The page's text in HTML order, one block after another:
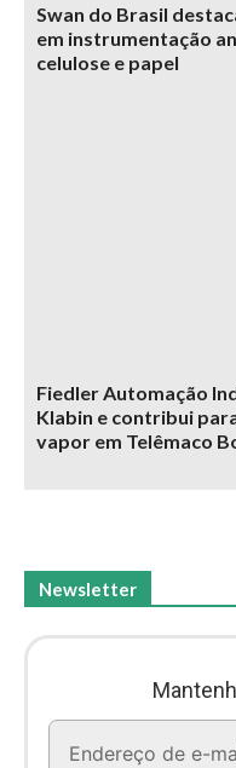
Swan do Brasil
em instrumentação
celulose e papel
Fiedler Automação
Klabin e contribui
vapor em Telêmaco
Newsletter